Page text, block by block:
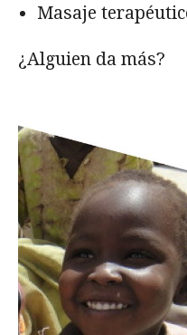
Masaje
¿Alguien da más?